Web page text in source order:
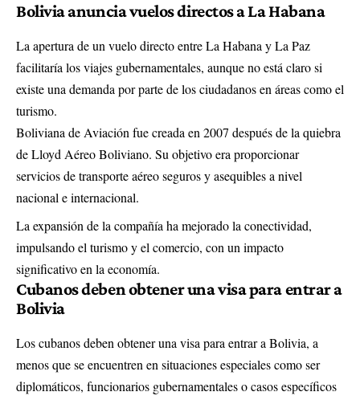
Bolivia anuncia vuelos directos a La Habana
La apertura de un vuelo directo entre La Habana y La Paz
facilitaría los viajes gubernamentales, aunque no está claro si
existe una demanda por parte de los ciudadanos en áreas como el
turismo.
Boliviana de Aviación fue creada en 2007 después de la quiebra
de Lloyd Aéreo Boliviano. Su objetivo era proporcionar
servicios de transporte aéreo seguros y asequibles a nivel
nacional e internacional.
La expansión de la compañía ha mejorado la conectividad,
impulsando el turismo y el comercio, con un impacto
significativo en la economía.
Cubanos deben obtener una visa para entrar a
Bolivia
Los cubanos deben obtener una visa para entrar a Bolivia, a
menos que se encuentren en situaciones especiales como ser
diplomáticos, funcionarios gubernamentales o casos específicos